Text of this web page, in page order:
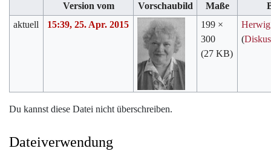
Version vom Vorschaubild Maße
aktuell
15:39, 25. Apr. 2015
199 ×
300
(27 KB)
Herwig
(
Du kannst diese Datei nicht überschreiben.
Dateiverwendung